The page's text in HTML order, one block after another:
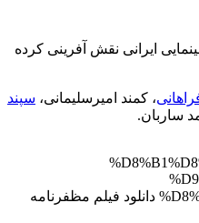
ایرانی نقش آفرینی کرده
، کمند امیرسلیمانی، سپند
ساربان.